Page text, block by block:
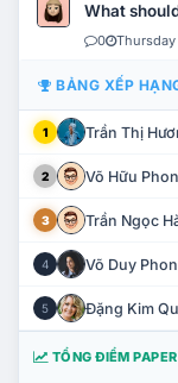
What
0 Thursday
BẢNG XẾP
1 Trần Thị
2 Võ Hữu
3 Trần Ngọc
4 Võ Duy
5 Đặng Kim
TỔNG ĐIỂM